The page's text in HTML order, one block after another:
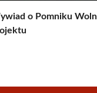
o Pomniku